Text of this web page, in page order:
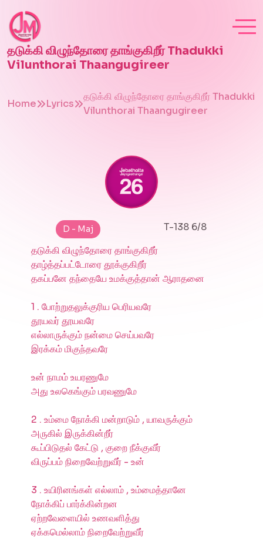
தடுக்கி விழுந்தோரை தாங்குகிறீர் Thadukki
Vilunthorai Thaangugireer
Home Lyrics
தடுக்கி விழுந்தோரை தாங்குகிறீர் Thadukki
Vilunthorai Thaangugireer
D - Maj
T-138 6/8
தடுக்கி விழுந்தோரை தாங்குகிறீர்
தாழ்த்தப்பட்டோரை தூக்குகிறீர்
தகப்பனே தந்தையே உமக்குத்தான் ஆராதனை
1 . போற்றுதலுக்குரிய பெரியவரே
தூயவர் தூயவரே
எல்லாருக்கும் நன்மை செய்பவரே
இரக்கம் மிகுந்தவரே
உன் நாமம் உயரணுமே
அது உலகெங்கும் பரவணுமே
2 . உம்மை நோக்கி மன்றாடும் , யாவருக்கும்
அருகில் இருக்கின்றீர்
கூப்பிடுதல் கேட்டு , குறை நீக்குவீர்
விருப்பம் நிறைவேற்றுவீர் - உன்
3 . உயிரினங்கள் எல்லாம் , உம்மைத்தானே
நோக்கிப் பார்க்கின்றன
ஏற்றவேளையில் உணவளித்து
ஏக்கமெல்லாம் நிறைவேற்றுவீர்